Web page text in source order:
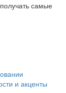
самые
и акценты